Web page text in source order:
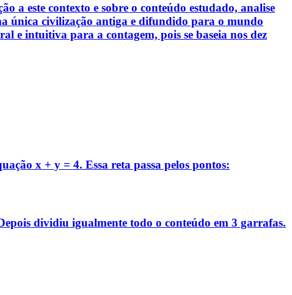
a este contexto e sobre o conteúdo estudado, analise
única civilização antiga e difundido para o mundo
e intuitiva para a contagem, pois se baseia nos dez
x + y = 4. Essa reta passa pelos pontos:
dividiu igualmente todo o conteúdo em 3 garrafas.